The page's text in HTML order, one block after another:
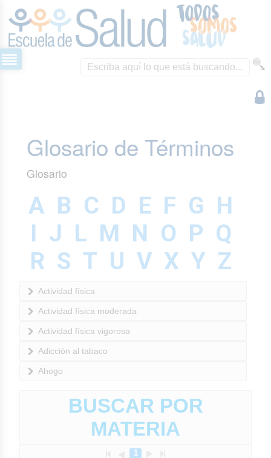
Glosario de Términos
Glosario
A B C D E F G H
I J L M N O P Q
R S T U V X Y Z
Actividad física
Actividad física moderada
Actividad física vigorosa
Adicción al tabaco
Ahogo
BUSCAR POR
MATERIA
1